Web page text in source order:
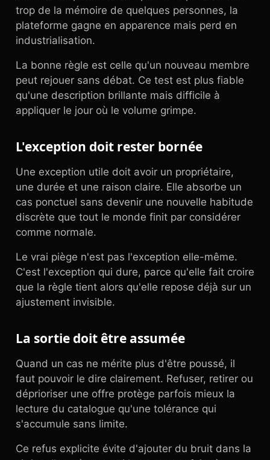
trop de la mémoire de quelques personnes, la
plateforme gagne en apparence mais perd en
industrialisation.
La bonne règle est celle qu'un nouveau membre
peut rejouer sans débat. Ce test est plus fiable
qu'une description brillante mais difficile à
appliquer le jour où le volume grimpe.
L'exception doit rester bornée
Une exception utile doit avoir un propriétaire,
une durée et une raison claire. Elle absorbe un
cas ponctuel sans devenir une nouvelle habitude
discrète que tout le monde finit par considérer
comme normale.
Le vrai piège n'est pas l'exception elle-même.
C'est l'exception qui dure, parce qu'elle fait croire
que la règle tient alors qu'elle repose déjà sur un
ajustement invisible.
La sortie doit être assumée
Quand un cas ne mérite plus d'être poussé, il
faut pouvoir le dire clairement. Refuser, retirer ou
déprioriser une offre protège parfois mieux la
lecture du catalogue qu'une tolérance qui
s'accumule sans limite.
Ce refus explicite évite d'ajouter du bruit dans la